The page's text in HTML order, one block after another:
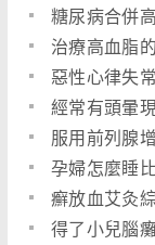
糖尿病合併
治療高血脂
惡性心律失
經常有頭暈
服用前列腺
孕婦怎麼睡
癬放血艾灸
得了小兒腦